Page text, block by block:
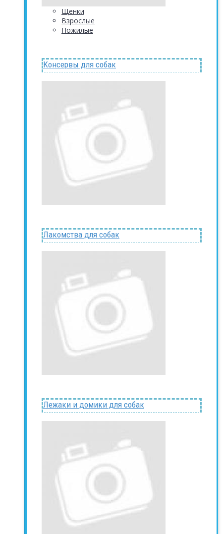
Щенки
Взрослые
Пожилые
Консервы для собак
Лакомства для собак
Лежаки и домики для собак